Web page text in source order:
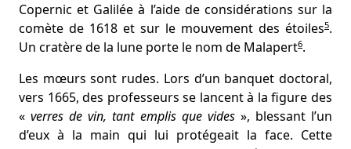
Copernic et Galilée à l’aide de considérations sur la
comète de 1618 et sur le mouvement des étoiles5.
Un cratère de la lune porte le nom de Malapert6.
Les mœurs sont rudes. Lors d’un banquet doctoral,
vers 1665, des professeurs se lancent à la figure des
«verres de vin, tant emplis que vides», blessant l’un
d’eux à la main qui lui protégeait la face. Cette